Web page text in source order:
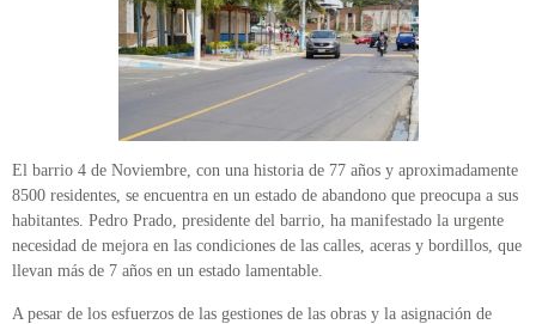
El barrio 4 de Noviembre, con una historia de 77 años y aproximadamente
8500 residentes, se encuentra en un estado de abandono que preocupa a sus
habitantes. Pedro Prado, presidente del barrio, ha manifestado la urgente
necesidad de mejora en las condiciones de las calles, aceras y bordillos, que
llevan más de 7 años en un estado lamentable.
A pesar de los esfuerzos de las gestiones de las obras y la asignación de